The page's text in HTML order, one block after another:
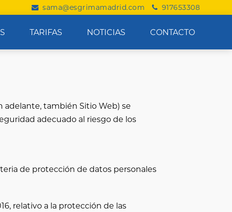
sama@esgrimamadrid.com 917653308
TARIFAS NOTICIAS CONTACTO
adelante, también Sitio Web) se
adecuado al riesgo de los
de protección de datos personales
relativo a la protección de las